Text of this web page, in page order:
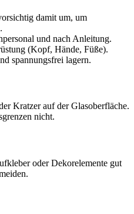
damit um, um
und nach Anleitung.
(Kopf, Hände, Füße).
spannungsfrei lagern.
Kratzer auf der Glasoberfläche.
nicht.
oder Dekorelemente gut